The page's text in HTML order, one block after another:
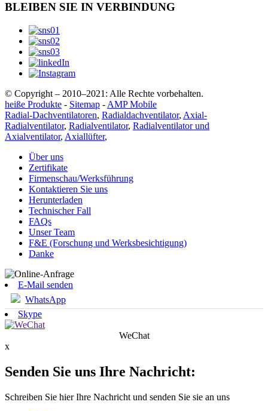
BLEIBEN SIE IN VERBINDUNG
© Copyright – 2010–2021: Alle Rechte vorbehalten.
heiße Produkte - Sitemap - AMP Mobile
Radial-Dachventilatoren, Radialdachventilator, Axial-
Radialventilator, Radialventilator, Radialventilator und
Axialventilator, Axiallüfter,
Über uns
Zertifikate
Firmenschau/Werksführung
Kontaktieren Sie uns
Herunterladen
Technischer Fall
FAQs
Unser Team
F&E (Forschung und Werksbesichtigung)
Danke
E-Mail senden
WhatsApp
Skype
WeChat
x
Senden Sie uns Ihre Nachricht:
Schreiben Sie hier Ihre Nachricht und senden Sie sie an uns